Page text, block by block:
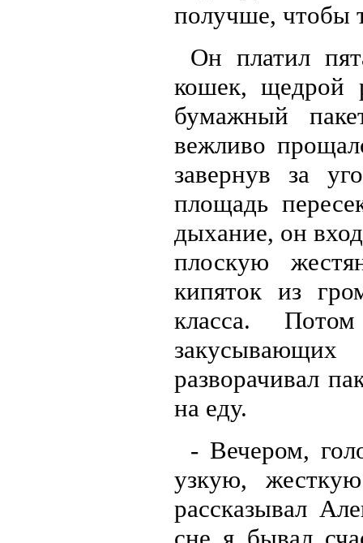
получше, чтобы
Он платил
кошек, щедрой
бумажный
вежливо
завернув за
площадь
дыхание, он
плоскую
кипяток из
класса.
разворачивал
на еду.
- Вечером,
узкую, жесткую
рассказывал